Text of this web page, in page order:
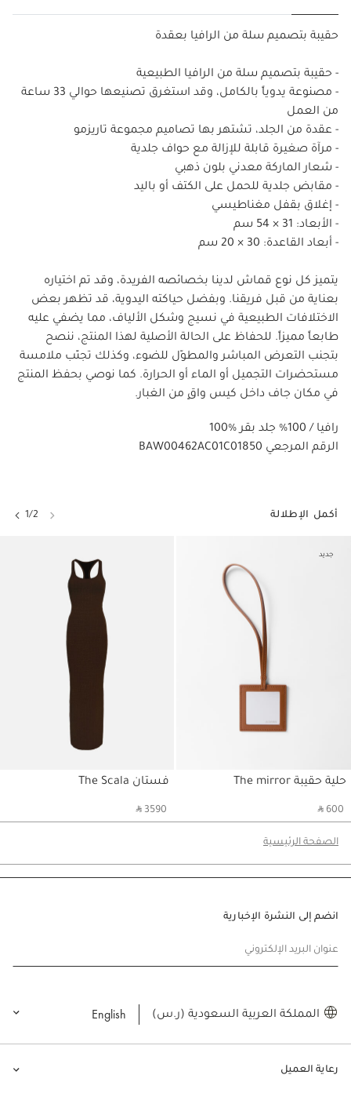
حقيبة بتصميم سلة من الرافيا بعقدة
- حقيبة بتصميم سلة من الرافيا الطبيعية
- مصنوعة يدوياً بالكامل، وقد استغرق تصنيعها حوالي 33 ساعة
من العمل
- عقدة من الجلد، تشتهر بها تصاميم مجموعة تاريزمو
- مرآة صغيرة قابلة للإزالة مع حواف جلدية
- شعار الماركة معدني بلون ذهبي
- مقابض جلدية للحمل على الكتف أو باليد
- إغلاق بقفل مغناطيسي
- الأبعاد: 31 × 54 سم
- أبعاد القاعدة: 30 × 20 سم
يتميز كل نوع قماش لدينا بخصائصه الفريدة، وقد تم اختياره
بعناية من قبل فريقنا. وبفضل حياكته اليدوية، قد تظهر بعض
الاختلافات الطبيعية في نسيج وشكل الألياف، مما يضفي عليه
طابعاً مميزاً. للحفاظ على الحالة الأصلية لهذا المنتج، ننصح
بتجنب التعرض المباشر والمطوّل للضوء، وكذلك تجنّب ملامسة
مستحضرات التجميل أو الماء أو الحرارة. كما نوصي بحفظ المنتج
في مكان جاف داخل كيس واقٍ من الغبار.
100% رافيا / 100% جلد بقر
BAW00462AC01C01850 الرقم المرجعي
أكمل الإطلالة
جديد
حلية حقيبة The mirror
حسابي
‎ ⃁ 600 ‎
فستان The Scala
حسابي
‎ ⃁ 3590 ‎
1/2
الصفحة الرئيسية
رعاية العميل
انضم إلى النشرة الإخبارية
عنوان البريد الإلكتروني
المملكة العربية السعودية (ر.س) English